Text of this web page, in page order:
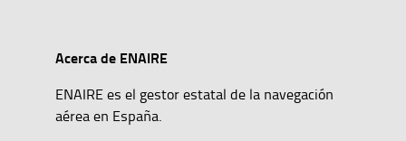
Acerca de ENAIRE
ENAIRE es el gestor estatal de la navegación
aérea en España.